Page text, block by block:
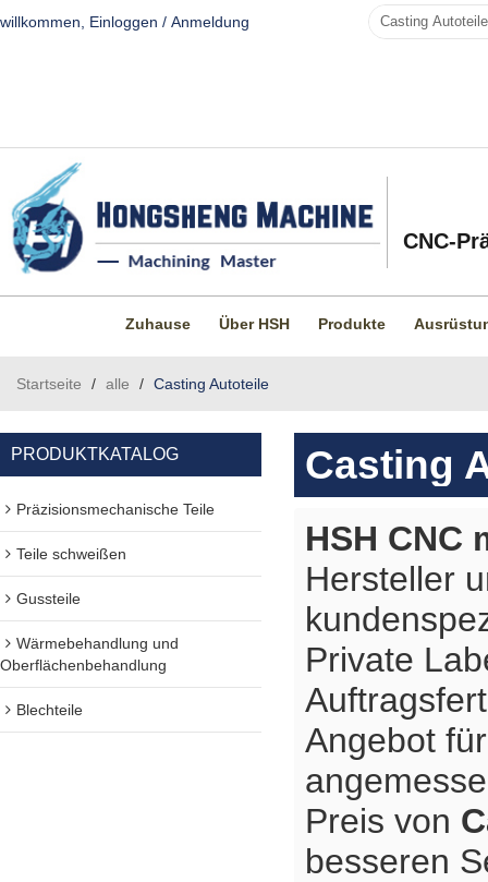
willkommen, Einloggen / Anmeldung
CNC-
Zuhause Über HSH Produkte
Startseite / alle / Casting Autoteile
PRODUKTKATALOG
Präzisionsmechanische Teile
Teile schweißen
Gussteile
Wärmebehandlung und
Oberflächenbehandlung
Blechteile
Casting
HSH CNC
Hersteller
Private
Angebot
Preis von
besseren